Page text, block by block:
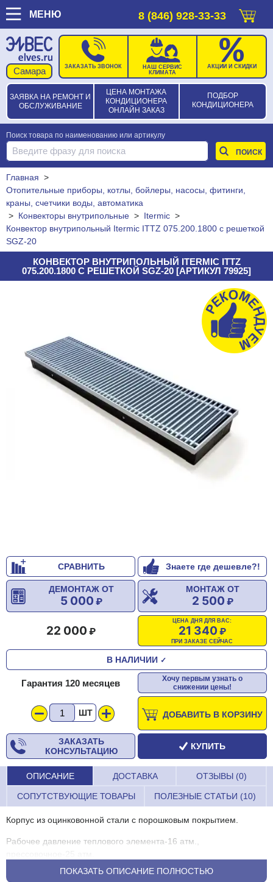
МЕНЮ 8 (846) 928-33-33
ЗАЯВКА НА РЕМОНТ И
ОБСЛУЖИВАНИЕ
ЦЕНА МОНТАЖА
КОНДИЦИОНЕРА
ОНЛАЙН ЗАКАЗ
ПОДБОР
КОНДИЦИОНЕРА
ЗАКАЗАТЬ ЗВОНОК
НАШ СЕРВИС
КЛИМАТА
АКЦИИ И СКИДКИ
Поиск товара по наименованию или артикулу
Главная >
Отопительные приборы, котлы, бойлеры, насосы, фитинги,
краны, счетчики воды, автоматика
> Конвекторы внутрипольные > Itermic >
Конвектор внутрипольный Itermic ITTZ 075.200.1800 с решеткой
SGZ-20
КОНВЕКТОР ВНУТРИПОЛЬНЫЙ ITERMIC ITTZ
075.200.1800 С РЕШЕТКОЙ SGZ-20 [АРТИКУЛ 79925]
СРАВНИТЬ Знаете где дешевле?!
МОНТАЖ ОТ
2 500
ДЕМОНТАЖ ОТ
5 000
ЦЕНА ДНЯ ДЛЯ ВАС:
21 340
ПРИ ЗАКАЗЕ СЕЙЧАС
22 000
В НАЛИЧИИ ✓
Гарантия 120 месяцев
Хочу первым узнать о
снижении цены!
ШТ ДОБАВИТЬ В КОРЗИНУ
ЗАКАЗАТЬ
КОНСУЛЬТАЦИЮ
КУПИТЬ
ОПИСАНИЕ ДОСТАВКА ОТЗЫВЫ (0)
СОПУТСТВУЮЩИЕ ТОВАРЫ ПОЛЕЗНЫЕ СТАТЬИ (10)
Корпус из оцинковонной стали с порошковым покрытием.
Рабочее давление теплового элемента-16 атм.,
Защита от коррозии-30 лет.
ПОКАЗАТЬ ОПИСАНИЕ ПОЛНОСТЬЮ